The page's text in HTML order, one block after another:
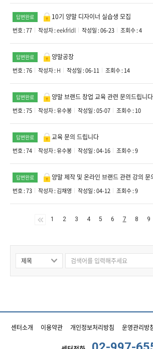
답변완료 10기 양말 디자이너 실습생 모집
번호 : 77 작성자 :eekfrldl 작성일 : 06-23 조회수 : 4
답변완료 양말공장
번호 : 76 작성자 : H 작성일 : 06-11 조회수 : 14
답변완료 양말 브랜드 창업 교육 관련 문의드립니
번호 : 75 작성자 :유수봉 작성일 : 05-07 조회수 : 10
답변완료 교육 문의 드립니다
번호 : 74 작성자 :유수봉 작성일 : 04-16 조회수 : 9
답변완료 양말 제작 및 온라인 브랜드 관련 강의 문
번호 : 73 작성자 : 김채영 작성일 : 04-12 조회수 : 9
1 2 3 4 5 6 7 8 9
센터소개 이용약관 개인정보처리방침 운영관리방